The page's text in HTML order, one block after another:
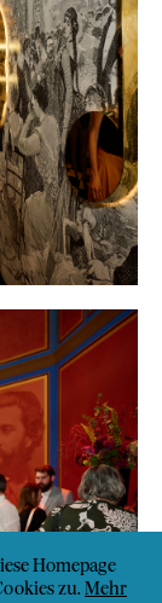
Homepage
zu. Mehr